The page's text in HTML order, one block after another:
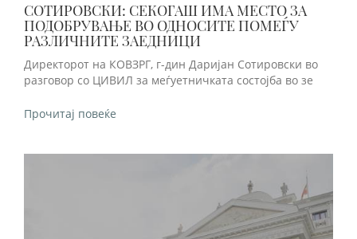
СОТИРОВСКИ: СЕКОГАШ ИМА МЕСТО ЗА
ПОДОБРУВАЊЕ ВО ОДНОСИТЕ ПОМЕЃУ
РАЗЛИЧНИТЕ ЗАЕДНИЦИ
Директорот на КОВЗРГ, г-дин Даријан Сотировски во
разговор со ЦИВИЛ за меѓуетничката состојба во зе
Прочитај повеќе